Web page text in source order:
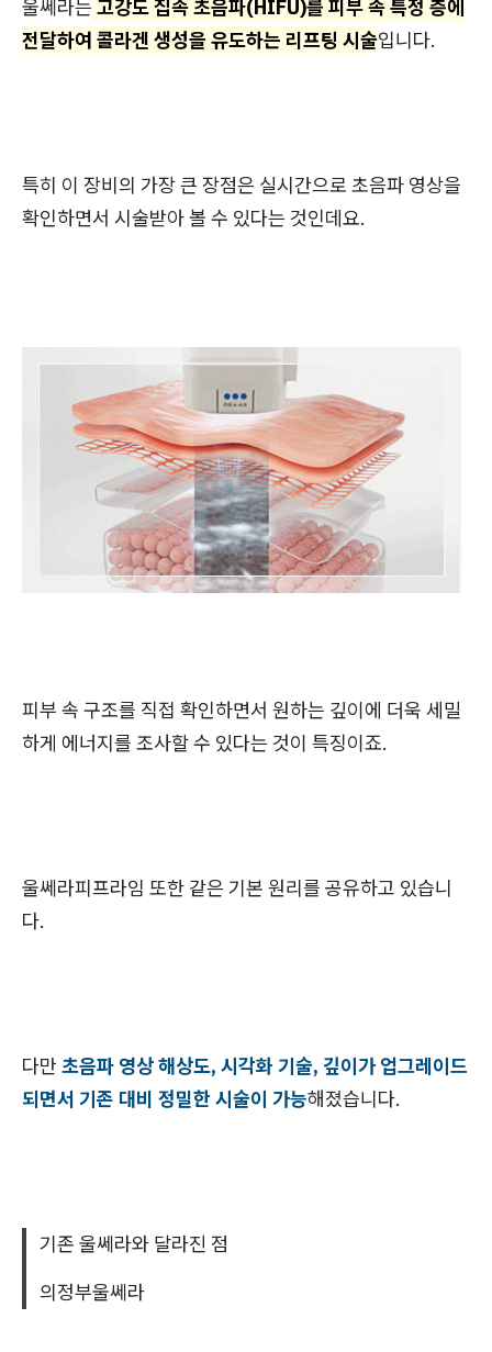
울쎄라는 고강도 집속 초음파(HIFU)를 피부 속 특정 층에
전달하여 콜라겐 생성을 유도하는 리프팅 시술입니다.
특히 이 장비의 가장 큰 장점은 실시간으로 초음파 영상을
확인하면서 시술받아 볼 수 있다는 것인데요.
피부 속 구조를 직접 확인하면서 원하는 깊이에 더욱 세밀
하게 에너지를 조사할 수 있다는 것이 특징이죠.
울쎄라피프라임 또한 같은 기본 원리를 공유하고 있습니
다.
다만 초음파 영상 해상도, 시각화 기술, 깊이가 업그레이드
되면서 기존 대비 정밀한 시술이 가능해졌습니다.
기존 울쎄라와 달라진 점
의정부울쎄라